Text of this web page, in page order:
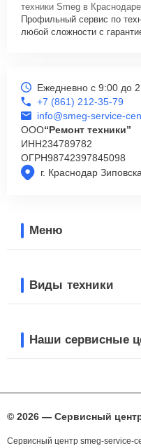
техники Smeg в Краснодаре.
Профильный сервис по
любой сложности с
г. Краснодар
Ежедневно с 9:00 до
+7 (861) 212-35-79
info@smeg-service-
ООО“Ремонт техники”
ИНН234789782
ОГРН98742397845098
Меню
Виды техники
Наши сервисные
© 2026 — Сервисный
Сервисный центр smeg-service-